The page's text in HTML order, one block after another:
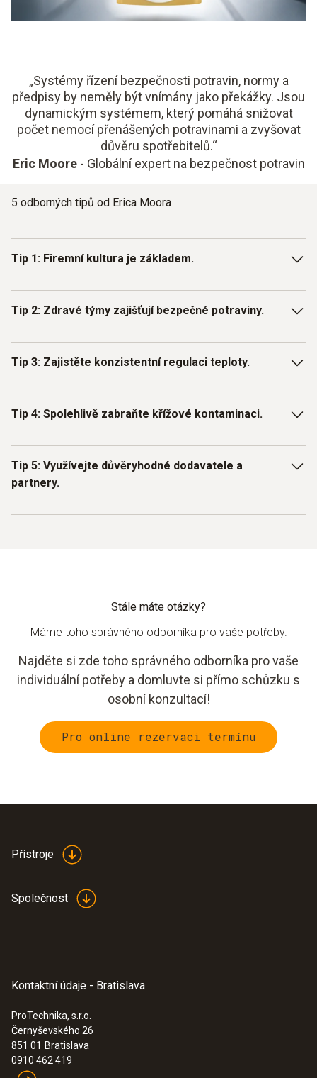
„Systémy řízení bezpečnosti potravin, normy a
předpisy by neměly být vnímány jako překážky. Jsou
dynamickým systémem, který pomáhá snižovat
počet nemocí přenášených potravinami a zvyšovat
důvěru spotřebitelů.“
Eric Moore - Globální expert na bezpečnost potravin
5 odborných tipů od Erica Moora
Tip 1: Firemní kultura je základem.
orientovaném přístupu. Jasná očekávání, měřitelné cíle,
nedílnou součást firemní kultury.
Tip 2: Zdravé týmy zajišťují bezpečné potraviny.
potravinami manipulují. Proto je nejzákladnějším ochranným
tom se nediskutuje.
Tip 3: Zajistěte konzistentní regulaci teploty.
(obvykle 5–57 °C / 41–135 °F). Správná regulace teploty
Tip 4: Spolehlivě zabraňte křížové kontaminaci.
připravenými k jídlu výrobky. Oddělte prostory pro přípravu
syrových a připravených výrobků a používejte speciální
Tip 5: Využívejte důvěryhodné dodavatele a
partnery.
Stále máte otázky?
Máme toho správného odborníka pro vaše potřeby.
Najděte si zde toho správného odborníka pro vaše
individuální potřeby a domluvte si přímo schůzku s
osobní konzultací!
Pro online rezervaci termínu
Přístroje
Společnost
Kontaktní údaje - Bratislava
ProTechnika, s.r.o.
Černyševského 26
851 01 Bratislava
0910 462 419